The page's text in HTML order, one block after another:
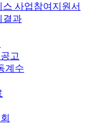
사업참여지원서
결과
고
계수